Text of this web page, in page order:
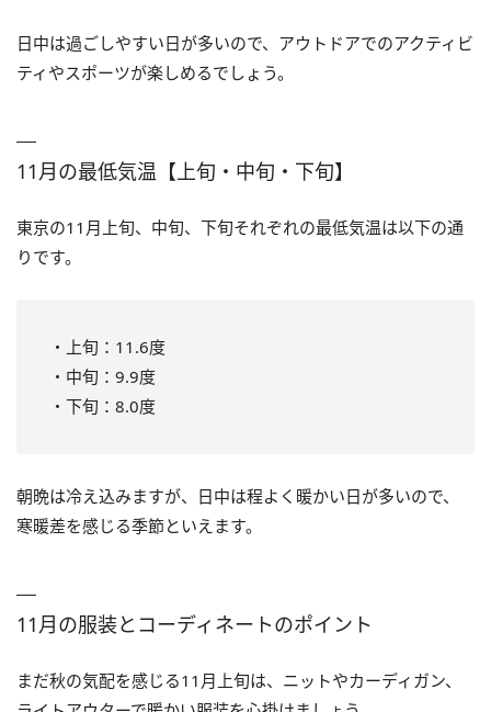
日中は過ごしやすい日が多いので、アウトドアでのアクティビ
ティやスポーツが楽しめるでしょう。
11月の最低気温【上旬・中旬・下旬】
東京の11月上旬、中旬、下旬それぞれの最低気温は以下の通
りです。
・上旬：11.6度
・中旬：9.9度
・下旬：8.0度
朝晩は冷え込みますが、日中は程よく暖かい日が多いので、
寒暖差を感じる季節といえます。
11月の服装とコーディネートのポイント
まだ秋の気配を感じる11月上旬は、ニットやカーディガン、